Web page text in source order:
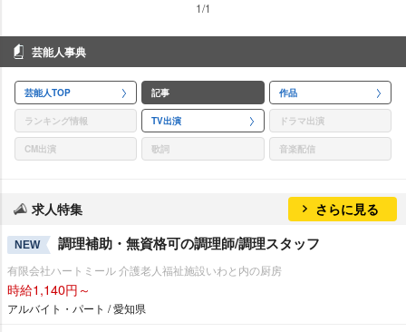
1/1
芸能人事典
芸能人TOP 記事 作品
ランキング情報 TV出演 ドラマ出演
CM出演 歌詞 音楽配信
求人特集 さらに見る
NEW 調理補助・無資格可の調理師/調理スタッフ
有限会社ハートミール 介護老人福祉施設いわと内の厨房
時給1,140円～
アルバイト・パート / 愛知県